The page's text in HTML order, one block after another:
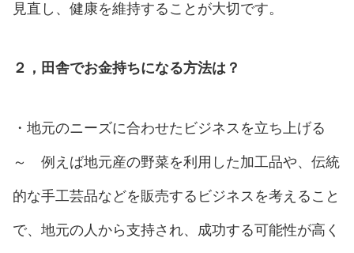
見直し、健康を維持することが大切です。
２，田舎でお金持ちになる方法は？
・地元のニーズに合わせたビジネスを立ち上げる
～ 例えば地元産の野菜を利用した加工品や、伝統
的な手工芸品などを販売するビジネスを考えること
で、地元の人から支持され、成功する可能性が高く